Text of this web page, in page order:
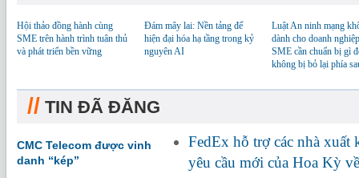
Hội thảo đồng hành cùng
SME trên hành trình tuân thủ
và phát triển bền vững
Đám mây lai: Nền tảng để
hiện đại hóa hạ tầng trong kỷ
nguyên AI
Luật An ninh mạng
dành cho doanh
SME cần chuẩn bị gì
không bị bỏ lại phía
// TIN ĐÃ ĐĂNG
CMC Telecom được vinh
danh “kép”
FedEx hỗ trợ các nhà xuất
yêu cầu mới của Hoa Kỳ